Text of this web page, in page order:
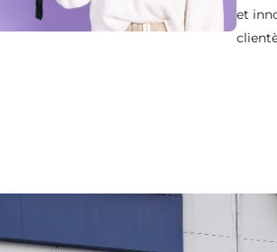
et
Rencontrons-